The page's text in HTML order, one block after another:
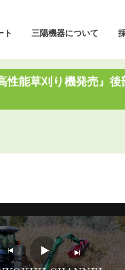
ト
ご質問
三陽機器について
の歴史
能草刈り機発売』後